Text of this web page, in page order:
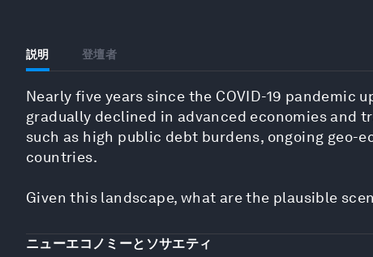
説明 登壇者
Nearly five years since the COVID-19 pandemic
gradually declined in advanced economies and
such as high public debt burdens, ongoing
countries.
Given this landscape, what are the plausible
ニューエコノミーとソサエティ